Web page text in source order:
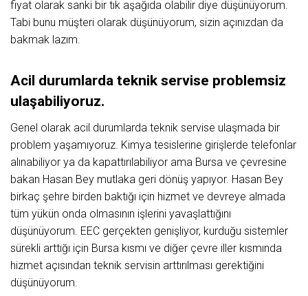
fiyat olarak sanki bir tık aşağıda olabilir diye düşünüyorum.
Tabi bunu müşteri olarak düşünüyorum, sizin açınızdan da
bakmak lazım.
Acil durumlarda teknik servise problemsiz
ulaşabiliyoruz.
Genel olarak acil durumlarda teknik servise ulaşmada bir
problem yaşamıyoruz. Kimya tesislerine girişlerde telefonlar
alınabiliyor ya da kapattırılabiliyor ama Bursa ve çevresine
bakan Hasan Bey mutlaka geri dönüş yapıyor. Hasan Bey
birkaç şehre birden baktığı için hizmet ve devreye almada
tüm yükün onda olmasının işlerini yavaşlattığını
düşünüyorum. EEC gerçekten genişliyor, kurduğu sistemler
sürekli arttığı için Bursa kısmı ve diğer çevre iller kısmında
hizmet açısından teknik servisin arttırılması gerektiğini
düşünüyorum.